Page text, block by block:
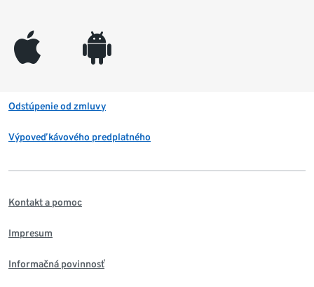
appleinc android
Odstúpenie od zmluvy
Výpoveď kávového predplatného
Kontakt a pomoc
Impresum
Informačná povinnosť